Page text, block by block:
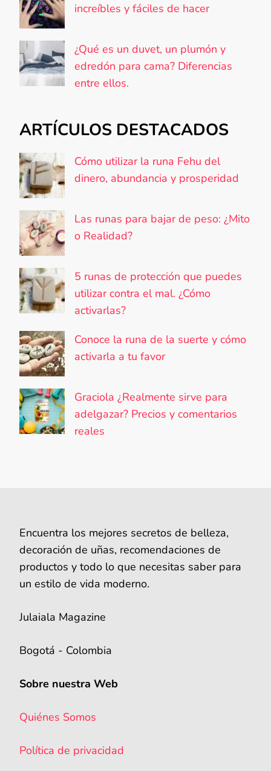
increíbles y fáciles de hacer
¿Qué es un duvet, un plumón y
edredón para cama? Diferencias
entre ellos.
ARTÍCULOS DESTACADOS
Cómo utilizar la runa Fehu del
dinero, abundancia y prosperidad
Las runas para bajar de peso: ¿Mito
o Realidad?
5 runas de protección que puedes
utilizar contra el mal. ¿Cómo
activarlas?
Conoce la runa de la suerte y cómo
activarla a tu favor
Graciola ¿Realmente sirve para
adelgazar? Precios y comentarios
reales
Encuentra los mejores secretos de belleza,
decoración de uñas, recomendaciones de
productos y todo lo que necesitas saber para
un estilo de vida moderno.
Julaiala Magazine
Bogotá - Colombia
Sobre nuestra Web
Quiénes Somos
Política de privacidad